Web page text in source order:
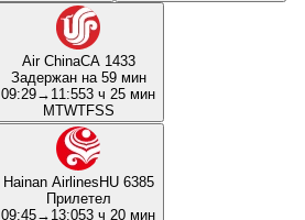
Air ChinaCA 1433
Задержан на 59 мин
09:29→ 11:553 ч 25 мин
MTWTFSS
Hainan AirlinesHU 6385
Прилетел
09:45→ 13:053 ч 20 мин